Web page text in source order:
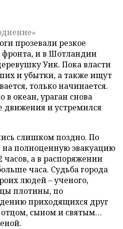
прозевали резкое
фронта, и в Шотландии
Уик. Пока власти
и убытки, а также ищут
только начинается.
океан, ураган снова
движения и устремился
слишком поздно. По
на полноценную эвакуацию
часов, а в распоряжении
часа. Судьба города
людей – ученого,
плотины, по
приходящихся друг
отцом, сыном и святым…